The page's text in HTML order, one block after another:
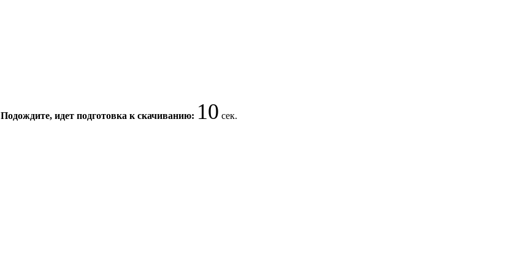
Подождите, идет подготовка к скачиванию: 10 сек.